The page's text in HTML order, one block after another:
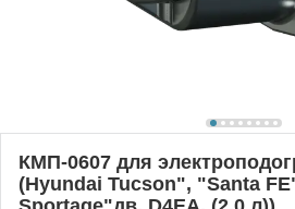
КМП-0607 для
(Hyundai Tucson", "Santa